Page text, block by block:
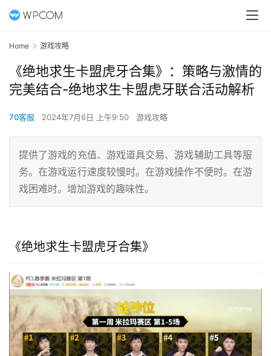
Home 游戏攻略
《绝地求生卡盟虎牙合集》：策略与激情的
完美结合-绝地求生卡盟虎牙联合活动解析
70客服 2024年7月6日 上午9:50 游戏攻略
提供了游戏的充值、游戏道具交易、游戏辅助工具等服
务。在游戏运行速度较慢时。在游戏操作不便时。在游
戏困难时。增加游戏的趣味性。
《绝地求生卡盟虎牙合集》